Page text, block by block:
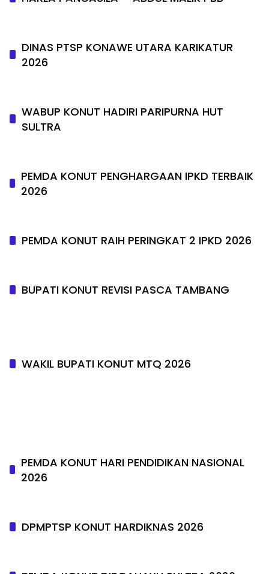
DINAS PTSP KONAWE UTARA KARIKATUR
2026
WABUP KONUT HADIRI PARIPURNA HUT
SULTRA
PEMDA KONUT PENGHARGAAN IPKD TERBAIK
2026
PEMDA KONUT RAIH PERINGKAT 2 IPKD 2026
BUPATI KONUT REVISI PASCA TAMBANG
WAKIL BUPATI KONUT MTQ 2026
PEMDA KONUT HARI PENDIDIKAN NASIONAL
2026
DPMPTSP KONUT HARDIKNAS 2026